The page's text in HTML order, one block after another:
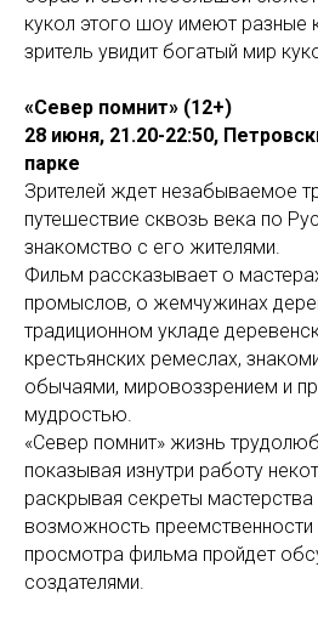
кукол этого шоу имеют разные
зритель увидит богатый мир
«Север помнит» (12+)
28 июня, 21.20-22:50,
парке
Зрителей ждет незабываемое
путешествие сквозь века по
знакомство с его жителями.
Фильм рассказывает о
промыслов, о жемчужинах
традиционном укладе
крестьянских ремеслах,
обычаями, мировоззрением и
мудростью.
«Север помнит» жизнь
показывая изнутри работу
раскрывая секреты
возможность
просмотра фильма пройдет
создателями.